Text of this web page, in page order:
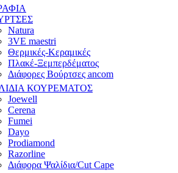
Natura
3VE maestri
Θερμικές-Κεραμικές
Πλακέ-Ξεμπερδέματος
Διάφορες Βούρτσες ancom
ΚΟΥΡΕΜΑΤΟΣ
Joewell
Cerena
Fumei
Dayo
Prodiamond
Razorline
Διάφορα Ψαλίδια/Cut Cape